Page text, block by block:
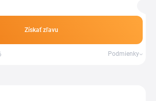
produkty.
Získať zľavu
Podmienky